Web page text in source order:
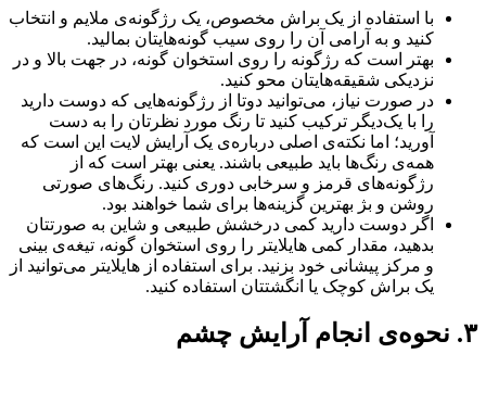
با استفاده از یک براش مخصوص، یک رژگونه‌ی ملایم و انتخاب
کنید و به آرامی آن را روی سیب گونه‌هایتان بمالید.
بهتر است که رژگونه را روی استخوان گونه، در جهت بالا و در
نزدیکی شقیقه‌هایتان محو کنید.
در صورت نیاز، می‌توانید دوتا از رژگونه‌هایی که دوست دارید
را با یک‌دیگر ترکیب کنید تا رنگ مورد نظرتان را به دست
آورید؛ اما نکته‌ی اصلی درباره‌ی یک آرایش لایت این است که
همه‌ی رنگ‌ها باید طبیعی باشند. یعنی بهتر است که از
رژگونه‌های قرمز و سرخابی دوری کنید. رنگ‌های صورتی
روشن و بژ بهترین گزینه‌ها برای شما خواهند بود.
اگر دوست دارید کمی درخشش طبیعی و شاین به صورتتان
بدهید، مقدار کمی هایلایتر را روی استخوان گونه، تیغه‌ی بینی
و مرکز پیشانی خود بزنید. برای استفاده از هایلایتر می‌توانید از
یک براش کوچک یا انگشتتان استفاده کنید.
۳. نحوه‌ی انجام آرایش چشم